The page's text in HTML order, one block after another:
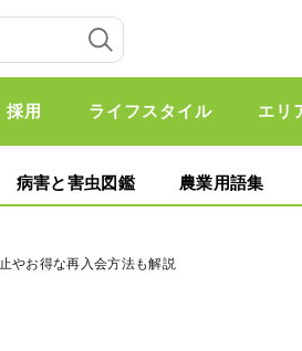
採用 ライフスタイル エリ
病害と害虫図鑑 農業用語集
やお得な再入会方法も解説